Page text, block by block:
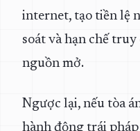
internet, tạo tiền lệ
soát và hạn chế truy
nguồn mở.
Ngược lại, nếu tòa
hành động trái